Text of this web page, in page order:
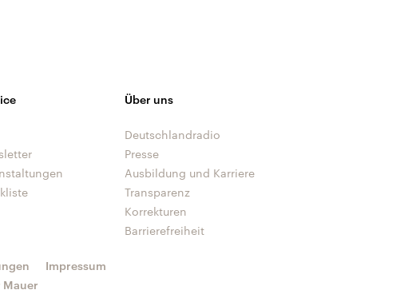
Über uns
Deutschlandradio
Presse
Ausbildung und Karriere
Transparenz
Korrekturen
Barrierefreiheit
Impressum
Mauer